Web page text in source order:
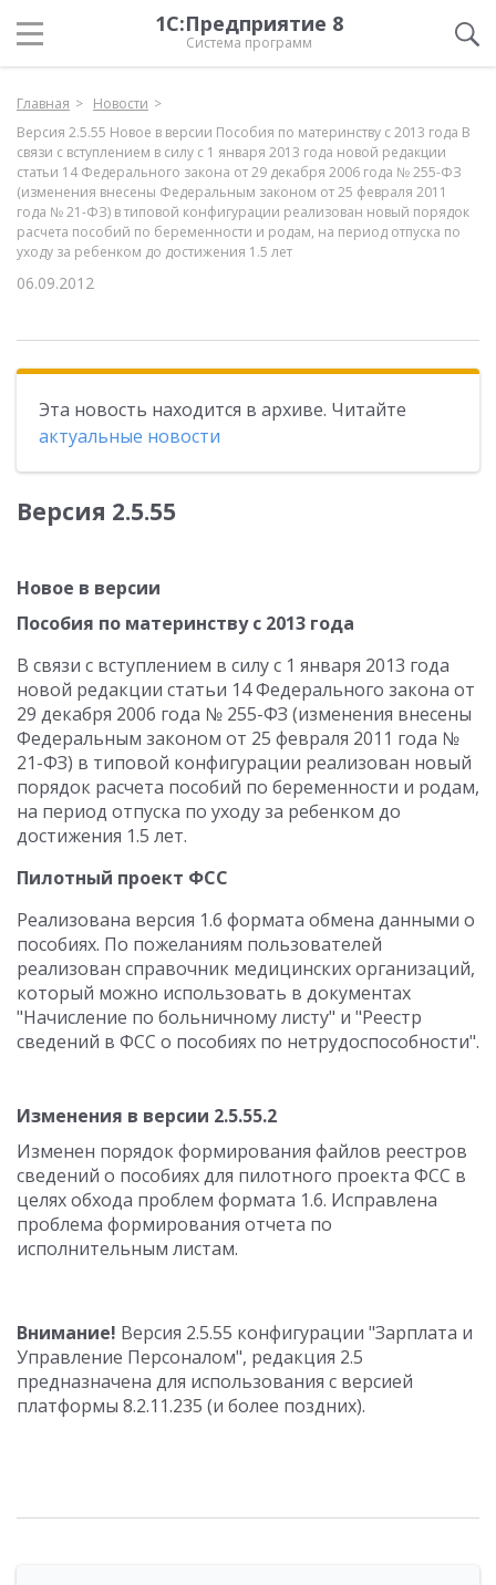
1С:Предприятие 8
Система программ
Главная
Новости
Версия 2.5.55 Новое в версии Пособия по материнству с 2013 года В
связи с вступлением в силу с 1 января 2013 года новой редакции
статьи 14 Федерального закона от 29 декабря 2006 года № 255-ФЗ
(изменения внесены Федеральным законом от 25 февраля 2011
года № 21-ФЗ) в типовой конфигурации реализован новый порядок
расчета пособий по беременности и родам, на период отпуска по
уходу за ребенком до достижения 1.5 лет
06.09.2012
Эта новость находится в архиве. Читайте
актуальные новости
Версия 2.5.55
Новое в версии
Пособия по материнству с 2013 года
В связи с вступлением в силу с 1 января 2013 года
новой редакции статьи 14 Федерального закона от
29 декабря 2006 года № 255-ФЗ (изменения внесены
Федеральным законом от 25 февраля 2011 года №
21-ФЗ) в типовой конфигурации реализован новый
порядок расчета пособий по беременности и родам,
на период отпуска по уходу за ребенком до
достижения 1.5 лет.
Пилотный проект ФСС
Реализована версия 1.6 формата обмена данными о
пособиях. По пожеланиям пользователей
реализован справочник медицинских организаций,
который можно использовать в документах
"Начисление по больничному листу" и "Реестр
сведений в ФСС о пособиях по нетрудоспособности".
Изменения в версии 2.5.55.2
Изменен порядок формирования файлов реестров
сведений о пособиях для пилотного проекта ФСС в
целях обхода проблем формата 1.6. Исправлена
проблема формирования отчета по
исполнительным листам.
Внимание! Версия 2.5.55 конфигурации "Зарплата и
Управление Персоналом", редакция 2.5
предназначена для использования с версией
платформы 8.2.11.235 (и более поздних).